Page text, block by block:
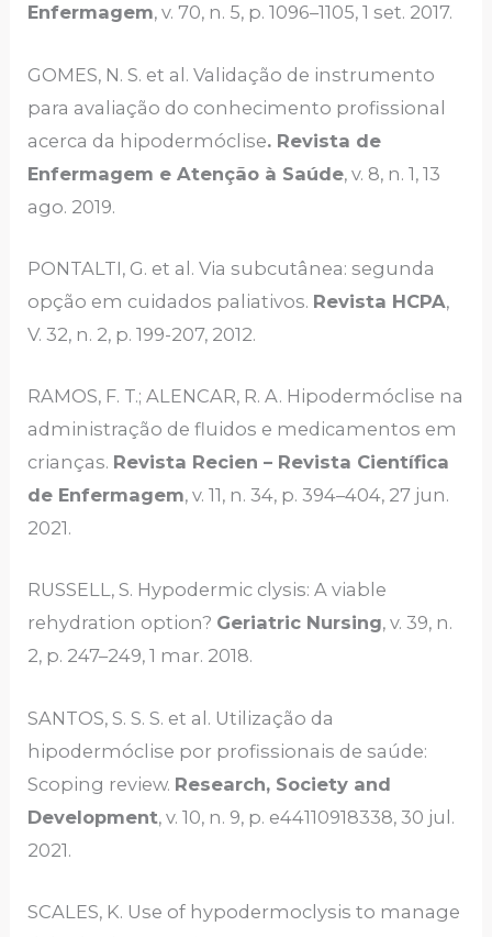
Enfermagem, v. 70, n. 5, p. 1096–1105, 1 set. 2017.
GOMES, N. S. et al. Validação de instrumento
para avaliação do conhecimento profissional
acerca da hipodermóclise. Revista de
Enfermagem e Atenção à Saúde, v. 8, n. 1, 13
ago. 2019.
PONTALTI, G. et al. Via subcutânea: segunda
opção em cuidados paliativos. Revista HCPA,
V. 32, n. 2, p. 199-207, 2012.
RAMOS, F. T.; ALENCAR, R. A. Hipodermóclise na
administração de fluidos e medicamentos em
crianças. Revista Recien – Revista Científica
de Enfermagem, v. 11, n. 34, p. 394–404, 27 jun.
2021.
RUSSELL, S. Hypodermic clysis: A viable
rehydration option? Geriatric Nursing, v. 39, n.
2, p. 247–249, 1 mar. 2018.
SANTOS, S. S. S. et al. Utilização da
hipodermóclise por profissionais de saúde:
Scoping review. Research, Society and
Development, v. 10, n. 9, p. e44110918338, 30 jul.
2021.
SCALES, K. Use of hypodermoclysis to manage